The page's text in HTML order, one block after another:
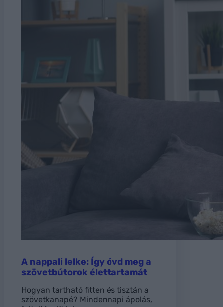
A nappali lelke: Így óvd meg a
szövetbútorok élettartamát
Hogyan tartható fitten és tisztán a
szövetkanapé? Mindennapi ápolás,